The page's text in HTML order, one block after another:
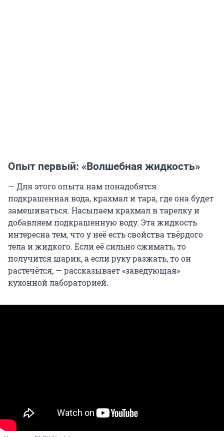
Опыт первый: «Волшебная жидкость»
— Для этого опыта нам понадобятся
подкрашенная вода, крахмал и тара, где она будет
замешиваться. Насыпаем крахмал в тарелку и
добавляем подкрашенную воду. Эта жидкость
интересна тем, что у неё есть свойства твёрдого
тела и жидкого. Если её сильно сжимать, то
получится шарик, а если руку разжать, то он
растечётся, — рассказывает «заведующая»
кухонной лабораторией.